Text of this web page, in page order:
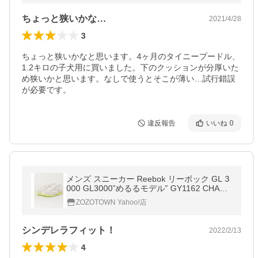
ちょっと狭いかな… 2021/4/28
3
ちょっと狭いかなと思います。4ヶ月のタイニープードル、
1.2キロの子犬用に買いました。下のクッションが分厚いた
め狭いかと思います。なしで使うとそこが薄い…試行錯誤
が必要です。
違反報告 いいね 0
メンズ スニーカー Reebok リーボック GL 3
000 GL3000”めるるモデル” GY1162 CHAL/A
YEL/FWHT
ZOZOTOWN Yahoo!店
シンデレラフィット！ 2022/2/13
4